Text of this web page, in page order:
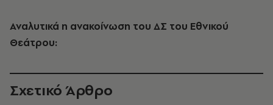
Αναλυτικά η ανακοίνωση του ΔΣ του Εθνικού
Θεάτρου:
Σχετικό Άρθρο